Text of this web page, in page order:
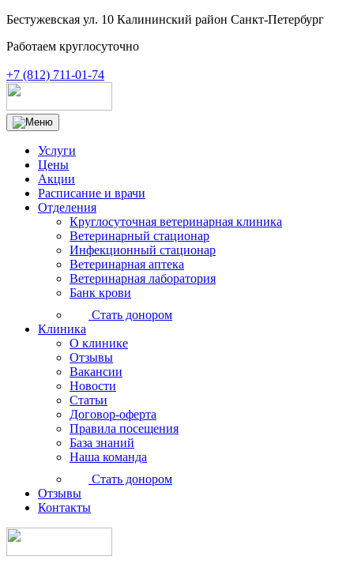
Бестужевская ул. 10 Калининский район Санкт-Петербург
Работаем круглосуточно
+7 (812) 711-01-74
Услуги
Цены
Акции
Расписание и врачи
Отделения
Круглосуточная ветеринарная клиника
Ветеринарный стационар
Инфекционный стационар
Ветеринарная аптека
Ветеринарная лаборатория
Банк крови
Стать донором
Клиника
О клинике
Отзывы
Вакансии
Новости
Статьи
Договор-оферта
Правила посещения
База знаний
Наша команда
Стать донором
Отзывы
Контакты